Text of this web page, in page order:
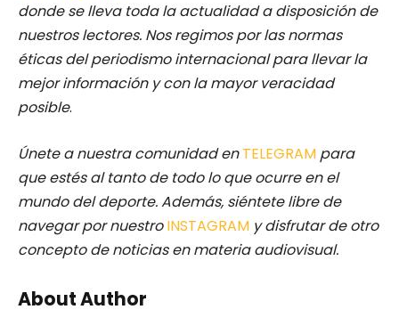
donde se lleva toda la actualidad a disposición de
nuestros lectores. Nos regimos por las normas
éticas del periodismo internacional para llevar la
mejor información y con la mayor veracidad
posible.
Únete a nuestra comunidad enTELEGRAM para
que estés al tanto de todo lo que ocurre en el
mundo del deporte. Además, siéntete libre de
navegar por nuestro INSTAGRAM y disfrutar de otro
concepto de noticias en materia audiovisual.
About Author